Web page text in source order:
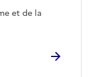
et de la